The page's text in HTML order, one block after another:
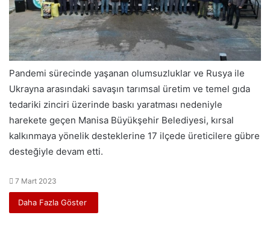
Pandemi sürecinde yaşanan olumsuzluklar ve Rusya ile
Ukrayna arasındaki savaşın tarımsal üretim ve temel gıda
tedariki zinciri üzerinde baskı yaratması nedeniyle
harekete geçen Manisa Büyükşehir Belediyesi, kırsal
kalkınmaya yönelik desteklerine 17 ilçede üreticilere gübre
desteğiyle devam etti.
7 Mart 2023
Daha Fazla Göster